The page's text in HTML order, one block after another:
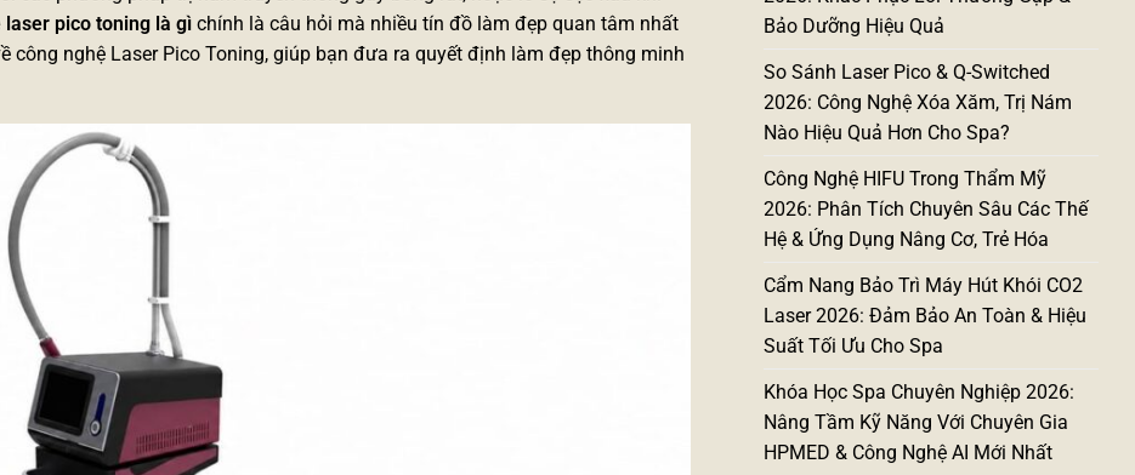
laser pico toning là gì chính là câu hỏi mà nhiều tín đồ làm đẹp quan tâm nhất
công nghệ Laser Pico Toning, giúp bạn đưa ra quyết định làm đẹp thông minh
Bảo Dưỡng Hiệu Quả
So Sánh Laser Pico & Q-Switched
2026: Công Nghệ Xóa Xăm, Trị Nám
Nào Hiệu Quả Hơn Cho Spa?
Công Nghệ HIFU Trong Thẩm Mỹ
2026: Phân Tích Chuyên Sâu Các Thế
Hệ & Ứng Dụng Nâng Cơ, Trẻ Hóa
Cẩm Nang Bảo Trì Máy Hút Khói CO2
Laser 2026: Đảm Bảo An Toàn & Hiệu
Suất Tối Ưu Cho Spa
Khóa Học Spa Chuyên Nghiệp 2026:
Nâng Tầm Kỹ Năng Với Chuyên Gia
HPMED & Công Nghệ AI Mới Nhất